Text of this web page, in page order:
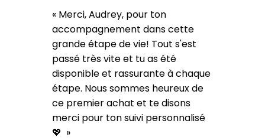
« Merci, Audrey, pour ton
accompagnement dans cette
grande étape de vie! Tout s'est
passé très vite et tu as été
disponible et rassurante à chaque
étape. Nous sommes heureux de
ce premier achat et te disons
merci pour ton suivi personnalisé
💖 »